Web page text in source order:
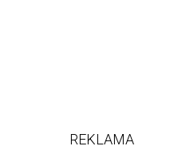
REKLAMA